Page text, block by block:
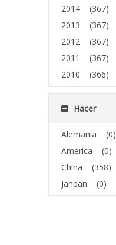
2014
(367)
2013
(367)
2012
(367)
2011
(367)
2010
(366)
Hacer
Alemania
(0)
America
(0)
China
(358)
Janpan
(0)